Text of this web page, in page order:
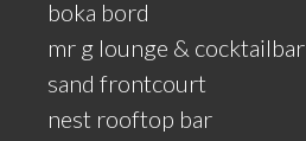
boka bord
mr g lounge & cocktailbar
sand frontcourt
nest rooftop bar